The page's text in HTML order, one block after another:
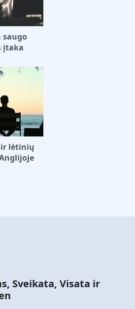
saugo
įtaka
ir lėtinių
Sveikata, Visata ir